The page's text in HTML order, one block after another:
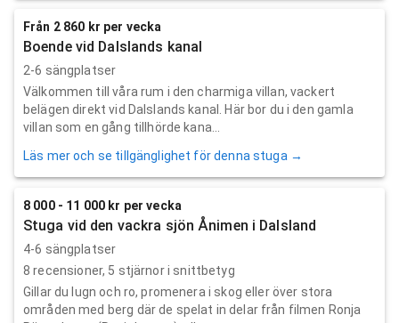
Från 2 860 kr per vecka
Boende vid Dalslands kanal
2-6 sängplatser
Välkommen till våra rum i den charmiga villan, vackert
belägen direkt vid Dalslands kanal. Här bor du i den gamla
villan som en gång tillhörde kana...
Läs mer och se tillgänglighet för denna stuga →
8 000 - 11 000 kr per vecka
Stuga vid den vackra sjön Ånimen i Dalsland
4-6 sängplatser
8 recensioner, 5 stjärnor i snittbetyg
Gillar du lugn och ro, promenera i skog eller över stora
områden med berg där de spelat in delar från filmen Ronja